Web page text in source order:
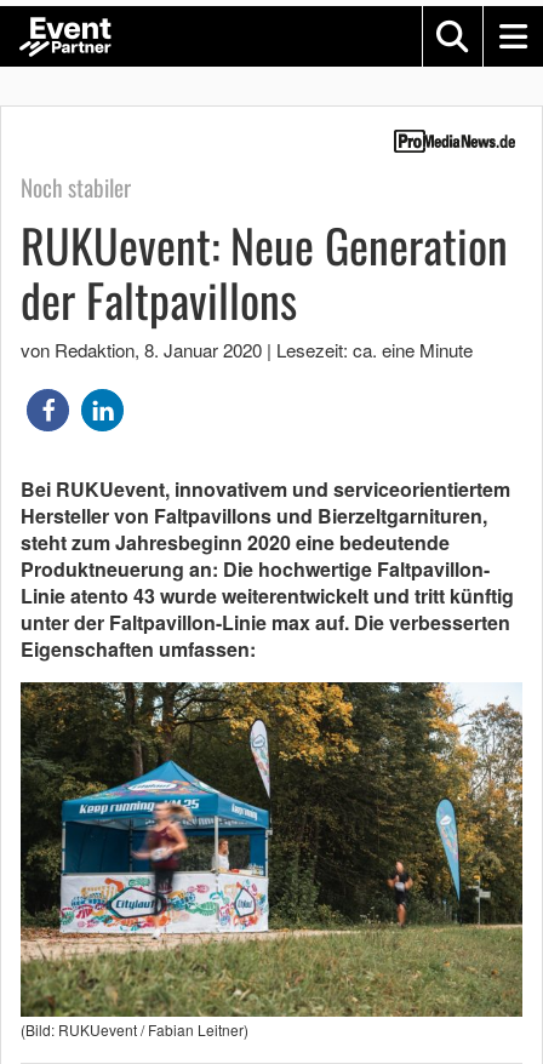
Noch stabiler
RUKUevent: Neue Generation
der Faltpavillons
von Redaktion, 8. Januar 2020 | Lesezeit: ca. eine Minute
Bei RUKUevent, innovativem und serviceorientiertem
Hersteller von Faltpavillons und Bierzeltgarnituren,
steht zum Jahresbeginn 2020 eine bedeutende
Produktneuerung an: Die hochwertige Faltpavillon-
Linie atento 43 wurde weiterentwickelt und tritt künftig
unter der Faltpavillon-Linie max auf. Die verbesserten
Eigenschaften umfassen:
(Bild: RUKUevent / Fabian Leitner)